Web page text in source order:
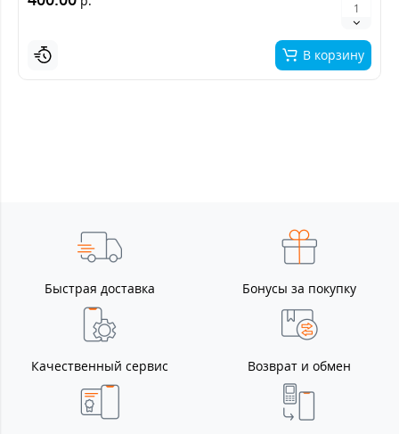
В корзину
Быстрая доставка Бонусы за покупку
Качественный сервис Возврат и обмен